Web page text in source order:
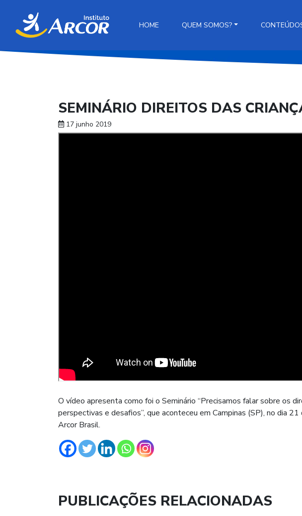
HOME QUEM SOMOS?
SEMINÁRIO DIREITOS DAS
17 junho 2019
O vídeo apresenta como foi o Seminário “Precisamos falar sobre os
perspectivas e desafios”, que aconteceu em Campinas (SP), no dia
Arcor Brasil.
PUBLICAÇÕES RELACIONADAS